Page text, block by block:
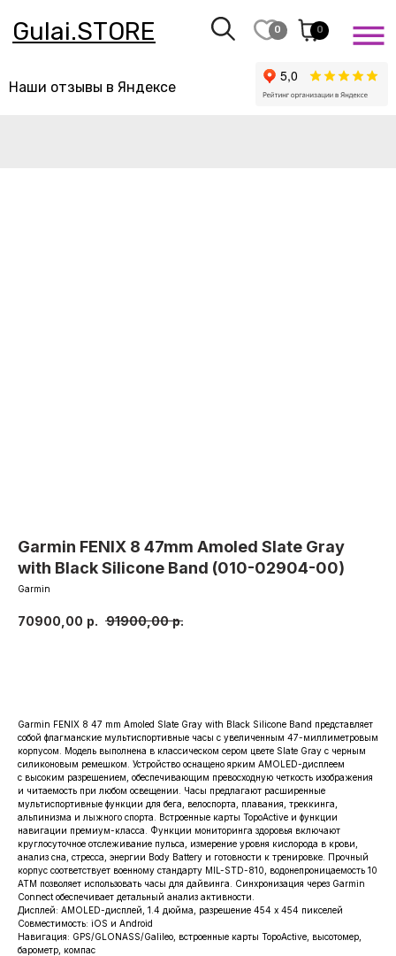
0
Gulai.STORE
Наши отзывы в Яндексе
Garmin FENIX 8 47mm Amoled Slate Gray
with Black Silicone Band (010-02904-00)
Garmin
70900,00 р. 91900,00 р.
Garmin FENIX 8 47 mm Amoled Slate Gray with Black Silicone Band представляет
собой флагманские мультиспортивные часы с увеличенным 47-миллиметровым
корпусом. Модель выполнена в классическом сером цвете Slate Gray с черным
силиконовым ремешком. Устройство оснащено ярким AMOLED-дисплеем
с высоким разрешением, обеспечивающим превосходную четкость изображения
и читаемость при любом освещении. Часы предлагают расширенные
мультиспортивные функции для бега, велоспорта, плавания, треккинга,
альпинизма и лыжного спорта. Встроенные карты TopoActive и функции
навигации премиум-класса. Функции мониторинга здоровья включают
круглосуточное отслеживание пульса, измерение уровня кислорода в крови,
анализ сна, стресса, энергии Body Battery и готовности к тренировке. Прочный
корпус соответствует военному стандарту MIL-STD-810, водонепроницаемость 10
ATM позволяет использовать часы для дайвинга. Синхронизация через Garmin
Connect обеспечивает детальный анализ активности.
Дисплей: AMOLED-дисплей, 1.4 дюйма, разрешение 454 x 454 пикселей
Совместимость: iOS и Android
Навигация: GPS/GLONASS/Galileo, встроенные карты TopoActive, высотомер,
барометр, компас